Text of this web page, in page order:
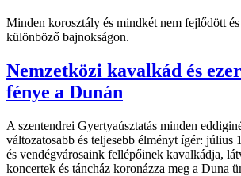
Minden korosztály és mindkét nem fejlődött
különböző bajnokságon.
Nemzetközi kavalkád és
fénye a Dunán
A szentendrei Gyertyaúsztatás minden
változatosabb és teljesebb élményt ígér: július
és vendégvárosaink fellépőinek kavalkádja,
koncertek és táncház koronázza meg a Duna